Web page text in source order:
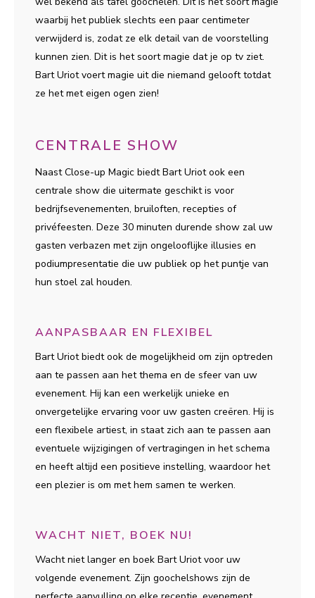
waarbij het publiek slechts een paar centimeter
verwijderd is, zodat ze elk detail van de voorstelling
kunnen zien. Dit is het soort magie dat je op tv ziet.
Bart Uriot voert magie uit die niemand gelooft totdat
ze het met eigen ogen zien!
CENTRALE SHOW
Naast Close-up Magic biedt Bart Uriot ook een
centrale show die uitermate geschikt is voor
bedrijfsevenementen, bruiloften, recepties of
privéfeesten. Deze 30 minuten durende show zal uw
gasten verbazen met zijn ongelooflijke illusies en
podiumpresentatie die uw publiek op het puntje van
hun stoel zal houden.
AANPASBAAR EN FLEXIBEL
Bart Uriot biedt ook de mogelijkheid om zijn optreden
aan te passen aan het thema en de sfeer van uw
evenement. Hij kan een werkelijk unieke en
onvergetelijke ervaring voor uw gasten creëren. Hij is
een flexibele artiest, in staat zich aan te passen aan
eventuele wijzigingen of vertragingen in het schema
en heeft altijd een positieve instelling, waardoor het
een plezier is om met hem samen te werken.
WACHT NIET, BOEK NU!
Wacht niet langer en boek Bart Uriot voor uw
volgende evenement. Zijn goochelshows zijn de